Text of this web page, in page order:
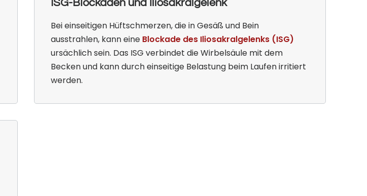
ISG-Blockaden und Iliosakralgelenk
Bei einseitigen Hüftschmerzen, die in Gesäß und Bein
ausstrahlen, kann eine Blockade des Iliosakralgelenks (ISG)
ursächlich sein. Das ISG verbindet die Wirbelsäule mit dem
Becken und kann durch einseitige Belastung beim Laufen irritiert
werden.